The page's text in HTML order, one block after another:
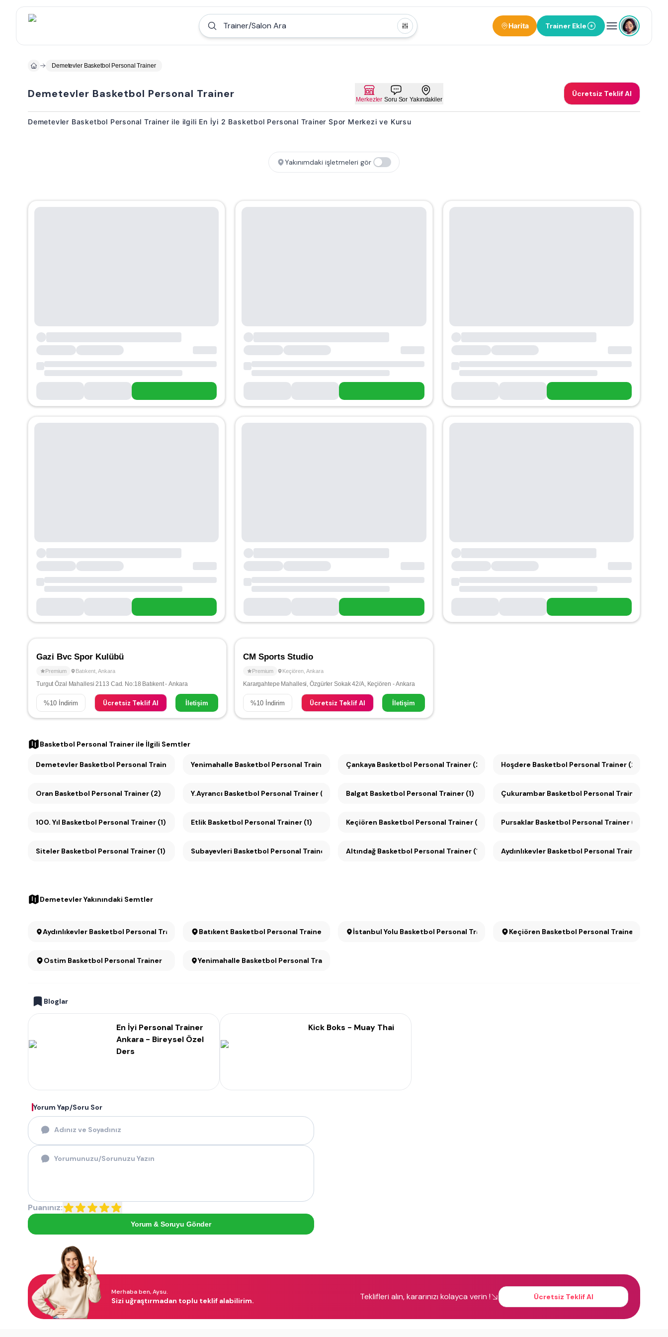
Trainer/Salon Ara Harita Trainer Ekle
Demetevler Basketbol Personal Trainer
Demetevler Basketbol Personal Trainer Merkezler Soru Sor Yakındakiler
Ücretsiz Teklif Al
Demetevler Basketbol Personal Trainer ile ilgili En İyi 2 Basketbol Personal Trainer Spor Merkezi ve Kursu
Yakınımdaki işletmeleri gör
Gazi Bvc Spor Kulübü
Premium Batıkent Ankara
Turgut Özal Mahallesi 2113 Cad. No:18 Batıkent - Ankara
%10 İndirim Ücretsiz Teklif Al İletişim
CM Sports Studio
Premium Keçiören Ankara
Karargahtepe Mahallesi, Özgürler Sokak 42/A, Keçiören - Ankara
%10 İndirim Ücretsiz Teklif Al İletişim
Basketbol Personal Trainer ile İlgili Semtler
Demetevler Basketbol Personal Trainer (2) Yenimahalle Basketbol Personal Trainer (2) Çankaya Basketbol Personal Trainer (2) Hoşdere Basketbol Personal Trainer (2)
Oran Basketbol Personal Trainer (2) Y.Ayrancı Basketbol Personal Trainer (2) Balgat Basketbol Personal Trainer (1) Çukurambar Basketbol Personal Trainer (1)
100. Yıl Basketbol Personal Trainer (1) Etlik Basketbol Personal Trainer (1) Keçiören Basketbol Personal Trainer (1) Pursaklar Basketbol Personal Trainer (1)
Siteler Basketbol Personal Trainer (1) Subayevleri Basketbol Personal Trainer (1) Altındağ Basketbol Personal Trainer (1) Aydınlıkevler Basketbol Personal Trainer (1)
Demetevler Yakınındaki Semtler
Aydınlıkevler Basketbol Personal Trainer Batıkent Basketbol Personal Trainer İstanbul Yolu Basketbol Personal Trainer Keçiören Basketbol Personal Trainer
Ostim Basketbol Personal Trainer Yenimahalle Basketbol Personal Trainer
Bloglar
En İyi Personal Trainer
Ankara - Bireysel Özel
Ders
Kick Boks - Muay Thai
Yorum Yap/Soru Sor
Puanınız:
Yorum & Soruyu Gönder
Merhaba ben, Aysu.
Sizi uğraştırmadan toplu teklif alabilirim. Teklifleri alın, kararınızı kolayca verin ! Ücretsiz Teklif Al